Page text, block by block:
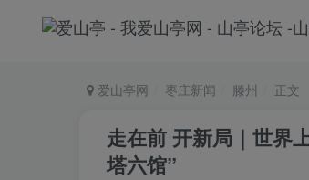
爱山亭网 枣庄新闻 滕州 正文
走在前 开新局｜世界
塔六馆”